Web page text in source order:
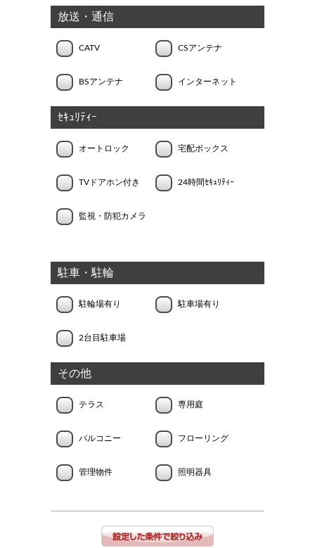
放送・通信
CATV CSアンテナ
BSアンテナ インターネット
ｾｷｭﾘﾃｨｰ
オートロック 宅配ボックス
TVドアホン付き 24時間ｾｷｭﾘﾃｨｰ
監視・防犯カメラ
駐車・駐輪
駐輪場有り 駐車場有り
2台目駐車場
その他
テラス 専用庭
バルコニー フローリング
管理物件 照明器具